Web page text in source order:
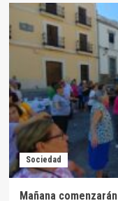
albergará
mañana
una
charla
la
trata
de
personas
Sociedad
Mañana